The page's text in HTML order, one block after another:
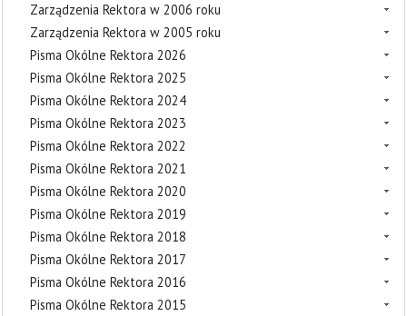
Zarządzenia Rektora w 2006 roku
Zarządzenia Rektora w 2005 roku
Pisma Okólne Rektora 2026
Pisma Okólne Rektora 2025
Pisma Okólne Rektora 2024
Pisma Okólne Rektora 2023
Pisma Okólne Rektora 2022
Pisma Okólne Rektora 2021
Pisma Okólne Rektora 2020
Pisma Okólne Rektora 2019
Pisma Okólne Rektora 2018
Pisma Okólne Rektora 2017
Pisma Okólne Rektora 2016
Pisma Okólne Rektora 2015